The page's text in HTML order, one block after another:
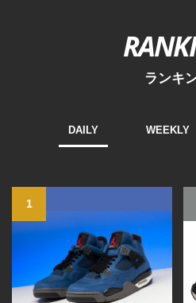
ランキ
DAILY WEEKLY
1